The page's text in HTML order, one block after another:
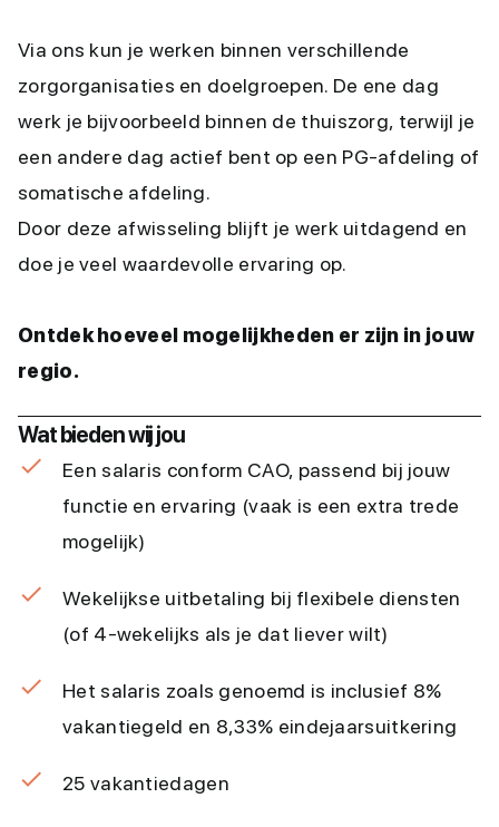
Via ons kun je werken binnen verschillende
zorgorganisaties en doelgroepen. De ene dag
werk je bijvoorbeeld binnen de thuiszorg, terwijl je
een andere dag actief bent op een PG-afdeling of
somatische afdeling.
Door deze afwisseling blijft je werk uitdagend en
doe je veel waardevolle ervaring op.
Ontdek hoeveel mogelijkheden er zijn in jouw
regio.
Wat bieden wij jou
Een salaris conform CAO, passend bij jouw
functie en ervaring (vaak is een extra trede
mogelijk)
Wekelijkse uitbetaling bij flexibele diensten
(of 4-wekelijks als je dat liever wilt)
Het salaris zoals genoemd is inclusief 8%
vakantiegeld en 8,33% eindejaarsuitkering
25 vakantiedagen